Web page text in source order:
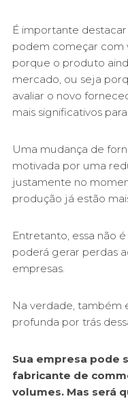
É importante
podem começar com
porque o produto
mercado, ou seja
avaliar o novo
mais significativos para
Uma mudança de
motivada por uma
justamente no
produção já estão
Entretanto, essa não
poderá gerar perdas
empresas.
Na verdade, também
profunda por trás
Sua empresa pode
fabricante de
volumes. Mas será